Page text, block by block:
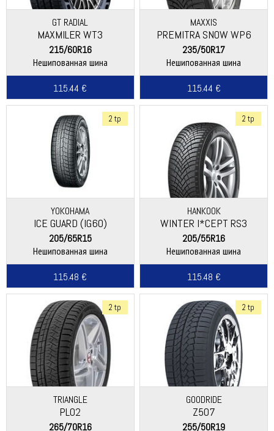
GT RADIAL
MAXMILER WT3
215/60R16
Нешипованная шина
115.44 €
MAXXIS
PREMITRA SNOW WP6
235/50R17
Нешипованная шина
115.44 €
2 tp
YOKOHAMA
ICE GUARD (IG60)
205/65R15
Нешипованная шина
115.48 €
2 tp
HANKOOK
WINTER I*CEPT RS3
(W462)
205/55R16
Нешипованная шина
115.48 €
2 tp
TRIANGLE
PL02
265/70R16
2 tp
GOODRIDE
Z507
255/50R19